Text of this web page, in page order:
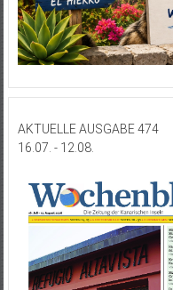
AKTUELLE AUSGABE 474
16.07. - 12.08.